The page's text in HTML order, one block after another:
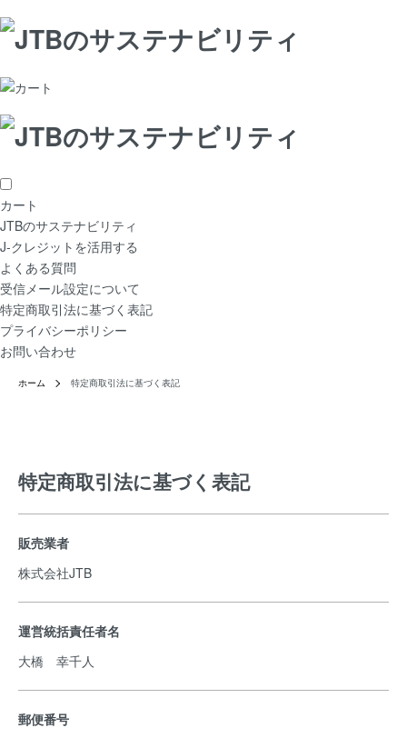
カート
JTBのサステナビリティ
J-クレジットを活用する
よくある質問
受信メール設定について
特定商取引法に基づく表記
プライバシーポリシー
お問い合わせ
ホーム 特定商取引法に基づく表記
特定商取引法に基づく表記
販売業者
株式会社JTB
運営統括責任者名
大橋 幸千人
郵便番号